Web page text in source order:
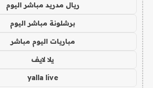
ريال مدريد مباشر اليوم
برشلونة مباشر اليوم
مباريات اليوم مباشر
يلا لايف
yalla live